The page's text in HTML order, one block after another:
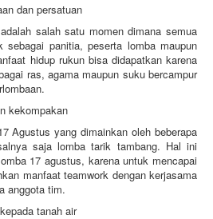
dan persatuan
salah satu momen dimana semua
sebagai panitia, peserta lomba maupun
hidup rukun bisa didapatkan karena
ras, agama maupun suku bercampur
kekompakan
Agustus yang dimainkan oleh beberapa
saja lomba tarik tambang. Hal ini
17 agustus, karena untuk mencapai
manfaat teamwork dengan kerjasama
anggota tim.
tanah air